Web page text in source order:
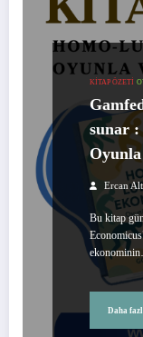
KITAP ÖZETI
sunar :
Ercan
Bu kitap
Daha